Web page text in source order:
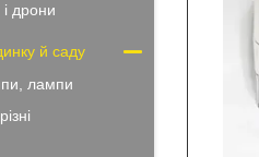
дрони
й саду
лампи